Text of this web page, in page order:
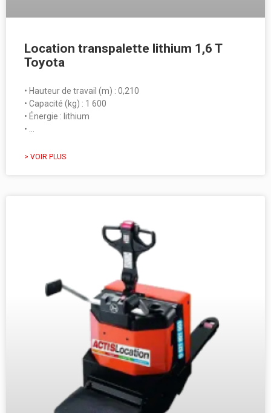
Location transpalette lithium 1,6 T
Toyota
• Hauteur de travail (m) : 0,210
• Capacité (kg) : 1 600
• Énergie : lithium
• …
> VOIR PLUS